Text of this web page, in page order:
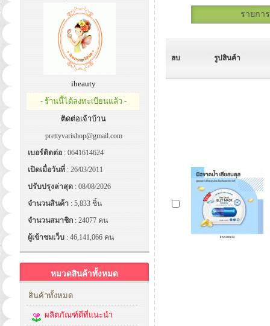
ibeauty
- ร้านนี้ได้ลงทะเบียนแล้ว -
ติดต่อเจ้าบ้าน
prettyvarishop@gmail.com
เบอร์ติดต่อ : 0641614624
เปิดเมื่อวันที่ : 26/03/2011
ปรับปรุงล่าสุด : 08/08/2026
จำนวนสินค้า : 5,833 ชิ้น
จำนวนสมาชิก : 24077 คน
ผู้เข้าชมเว็บ : 46,141,066 คน
หมวดสินค้าทั้งหมด
สินค้าทั้งหมด
ผลิตภัณฑ์ดีที่แนะนำ
รายกา
ลบ รูปสินค้า